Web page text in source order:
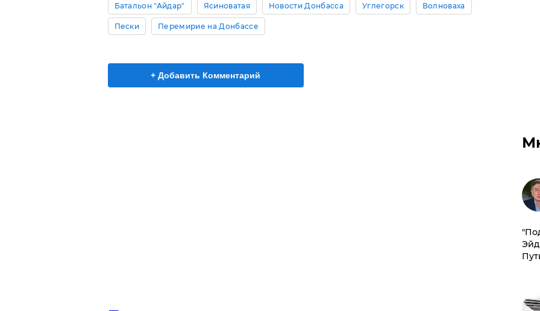
Батальон "Айдар" Ясиноватая Новости Донбасса Углегорск Волноваха
Пески Перемирие на Донбассе
+ Добавить Комментарий